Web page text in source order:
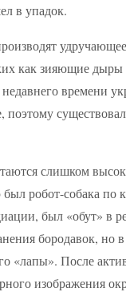
в упадок.
как зияющие дыры
времени
поэтому
слишком
робот-собака
был «обут» в
бородавок,
«лапы». После
изображения